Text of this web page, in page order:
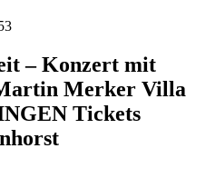
– Konzert mit
Merker Villa
Tickets